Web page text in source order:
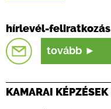
hírlevél-feliratkozás
tovább
KAMARAI KÉPZÉSEK